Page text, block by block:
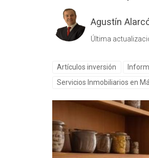
Agustín
Última
Artículos inversión
Servicios Inmobiliarios en